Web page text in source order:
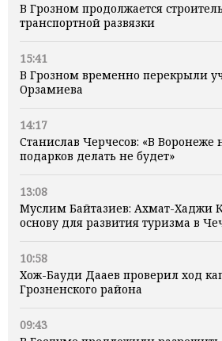
В Грозном продолжается
транспортной развязки
15:41
В Грозном временно перекрыли
Орзамиева
14:17
Станислав Черчесов: «В Воронеже
подарков делать не будет»
13:08
Муслим Байтазиев: Ахмат-Хаджи
основу для развития туризма в
10:58
Хож-Бауди Дааев проверил ход
Грозненского района
09:43